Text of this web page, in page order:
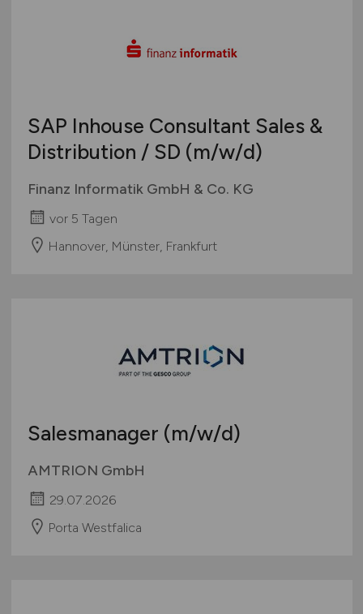
SAP Inhouse Consultant Sales &
Distribution / SD (m/w/d)
Finanz Informatik GmbH & Co. KG
vor 5 Tagen
Hannover, Münster, Frankfurt
Salesmanager (m/w/d)
AMTRION GmbH
29.07.2026
Porta Westfalica